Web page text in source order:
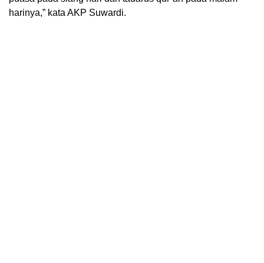
harinya,” kata AKP Suwardi.